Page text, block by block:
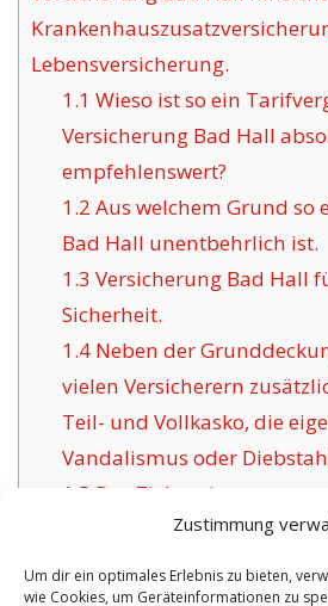
Zustimmung
Um dir ein optimales Erlebnis zu bieten,
wie Cookies, um Geräteinformationen zu
Lebensversicherung.
1.1 Wieso ist so ein
Versicherung Bad Hall
empfehlenswert?
1.2 Aus welchem Grund so
Bad Hall unentbehrlich ist.
1.3 Versicherung Bad Hall
Sicherheit.
1.4Neben der
vielen Versicherern
Teil- und Vollkasko, die
Vandalismus oder
1.5 Das Ziel geeigneter
1.6
Die Vorteile dieser